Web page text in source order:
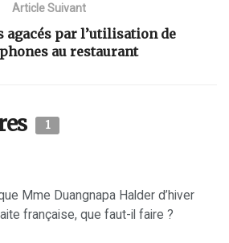
Article Suivant
agacés par l’utilisation de
au restaurant
1
Mme Duangnapa Halder d’hiver
française, que faut-il faire ?